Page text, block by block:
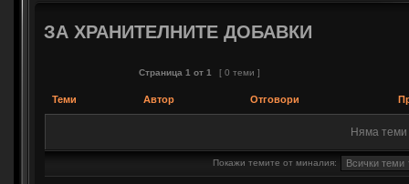
ЗА ХРАНИТЕЛНИТЕ ДОБАВКИ
Страница 1 от 1 [ 0 теми ]
Теми Автор Отговори
Няма
Покажи темите от миналия: